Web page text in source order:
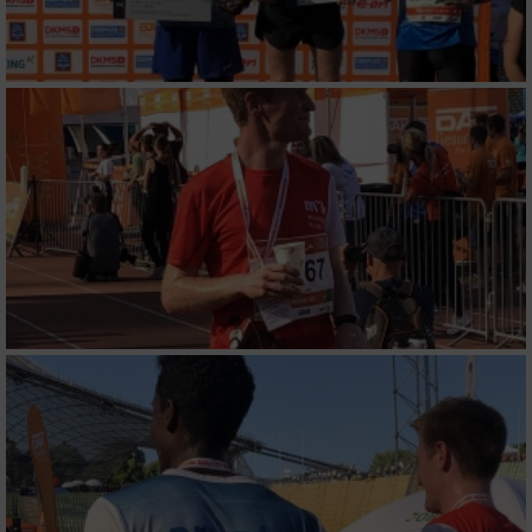
Verwendung reduzierter Daten zur Auswahl
von Werbeanzeigen
Erstellung von Profilen für personalisierte
Werbung
Verwendung von Profilen zur Auswahl
personalisierter Werbung
Erstellung von Profilen zur Personalisierung
von Inhalten
Verwendung von Profilen zur Auswahl
personalisierter Inhalte
Messung der Werbeleistung
Messung der Performance von Inhalten
Analyse von Zielgruppen durch Statistiken